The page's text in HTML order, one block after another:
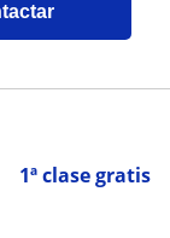
1ª clase gratis